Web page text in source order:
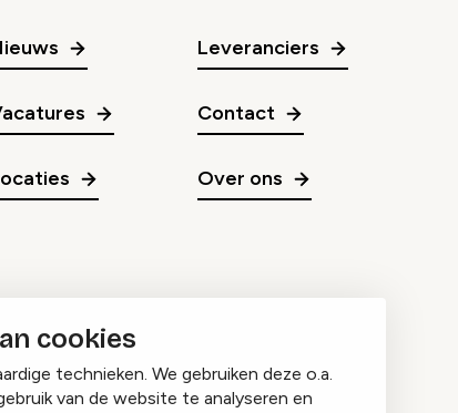
cookies
technieken. We gebruiken deze o.a.
van de website te analyseren en
Leveranciers
Contact
Over ons